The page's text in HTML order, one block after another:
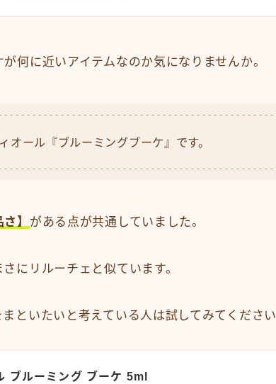
何に近いアイテムなのか気になりませんか。
オール『ブルーミングブーケ』です。
】 がある点が共通していました。
にリルーチェと似ています。
といたいと考えている人は試してみてください
ブルーミング ブーケ 5ml